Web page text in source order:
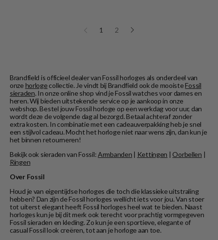
1 2
Brandfield is officieel dealer van Fossil horloges als onderdeel van
onze horloge collectie. Je vindt bij Brandfield ook de mooisteFossil
sieraden. In onze online shop vind je Fossil watches voor dames en
heren. Wij bieden uitstekende service op je aankoop in onze
webshop. Bestel jouw Fossil horloge op een werkdag voor uur, dan
wordt deze de volgende dag al bezorgd. Betaal achteraf zonder
extra kosten. In combinatie met een cadeauverpakking heb je snel
een stijlvol cadeau. Mocht het horloge niet naar wens zijn, dan kun je
het binnen retourneren!
Bekijk ook sieraden van Fossil:Armbanden | Kettingen | Oorbellen |
Ringen
Over Fossil
Houd je van eigentijdse horloges die toch die klassieke uitstraling
hebben? Dan zijn de Fossil horloges wellicht iets voor jou. Van stoer
tot uiterst elegant heeft Fossil horloges heel wat te bieden. Naast
horloges kun je bij dit merk ook terecht voor prachtig vormgegeven
Fossil sieraden en kleding. Zo kun je een sportieve, elegante of
casual Fossil look creëren, tot aan je horloge aan toe.